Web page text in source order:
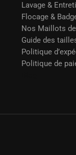
Lavage &
Flocage &
Nos Maillots de
Guide des
Politique
Politique de